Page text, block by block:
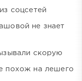
соцсетей
не знает
скорую
похож на лешего